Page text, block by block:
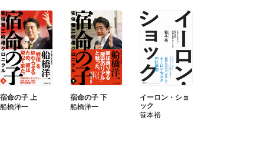
宿命の子 上
船橋洋一
宿命の子 下
船橋洋一
イーロン・ショ
ック
笹本裕